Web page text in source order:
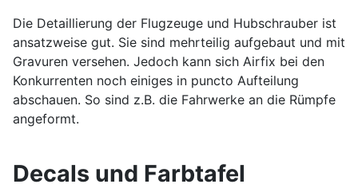
Die Detaillierung der Flugzeuge und Hubschrauber ist
ansatzweise gut. Sie sind mehrteilig aufgebaut und mit
Gravuren versehen. Jedoch kann sich Airfix bei den
Konkurrenten noch einiges in puncto Aufteilung
abschauen. So sind z.B. die Fahrwerke an die Rümpfe
angeformt.
Decals und Farbtafel